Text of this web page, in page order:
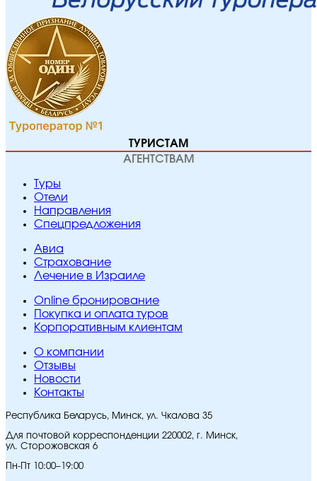
ТУРИСТАМ
АГЕНТСТВАМ
Туры
Отели
Направления
Спецпредложения
Авиа
Страхование
Лечение в Израиле
Online бронирование
Покупка и оплата туров
Корпоративным клиентам
O компании
Отзывы
Новости
Контакты
Республика Беларусь, Минск, ул. Чкалова 35
Для почтовой корреспонденции 220002, г. Минск,
ул. Сторожовская 6
Пн-Пт 10:00–19:00